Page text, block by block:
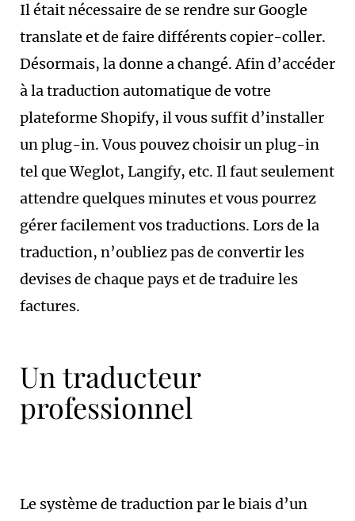
Il était nécessaire de se rendre sur Google
translate et de faire différents copier-coller.
Désormais, la donne a changé. Afin d’accéder
à la traduction automatique de votre
plateforme Shopify, il vous suffit d’installer
un plug-in. Vous pouvez choisir un plug-in
tel que Weglot, Langify, etc. Il faut seulement
attendre quelques minutes et vous pourrez
gérer facilement vos traductions. Lors de la
traduction, n’oubliez pas de convertir les
devises de chaque pays et de traduire les
factures.
Un traducteur
professionnel
Le système de traduction par le biais d’un